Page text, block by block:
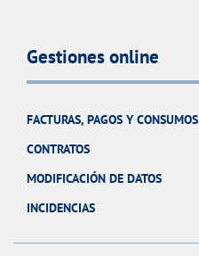
Gestiones online
FACTURAS, PAGOS Y CONSUMOS
CONTRATOS
MODIFICACIÓN DE DATOS
INCIDENCIAS